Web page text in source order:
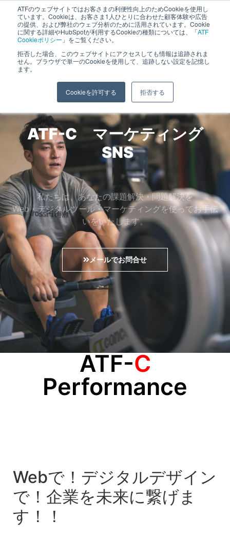
ATFのウェブサイトではお客さまの利便性向上のためCookieを使用し
ています。Cookieは、お客さま1人ひとりに合わせた顧客体験や広告
の提供、および弊社のウェブ分析のために活用されています。Cookie
に関する詳細やHubSpotが利用するCookieの種類については、「ATF
Cookieポリシー 」をご覧ください。
拒否した場合、このウェブサイトにアクセスしても情報は追跡されま
せん。ブラウザで単一のCookieを使用して、追跡しない設定を記憶し
ます。
Cookieを許可する 拒否する
長野県長野市・松本市ウェブ制作事業部 コンサルティングFIRM
マーケティング
ATF-C マーケティング
SNS
SEO
私たちは、あなたの課題解決・問題解決を
Web・デジタルツール・マーケティングを使ってお手伝
いをいたします。
メールでお問合せ
ATF-C
Performance
Webで！デジタルデザイン
で！企業を未来に繋げま
す！！